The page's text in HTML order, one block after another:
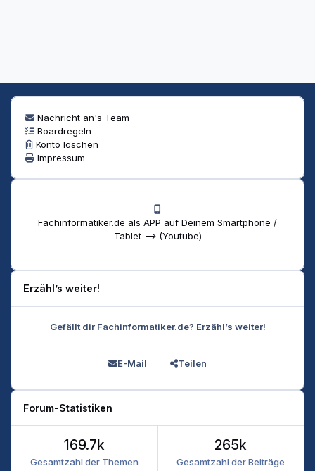
Nachricht an's Team
Boardregeln
Konto löschen
Impressum
Fachinformatiker.de als APP auf Deinem Smartphone /
Tablet --> (Youtube)
Erzähl’s weiter!
Gefällt dir Fachinformatiker.de? Erzähl’s weiter!
E-Mail Teilen
Forum-Statistiken
Gesamtzahl der Themen
169.7k
Gesamtzahl der Beiträge
265k